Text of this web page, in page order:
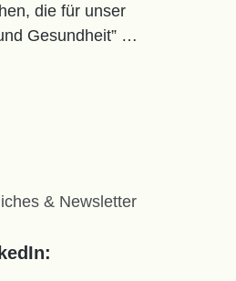
die für unser
Gesundheit” …
& Newsletter